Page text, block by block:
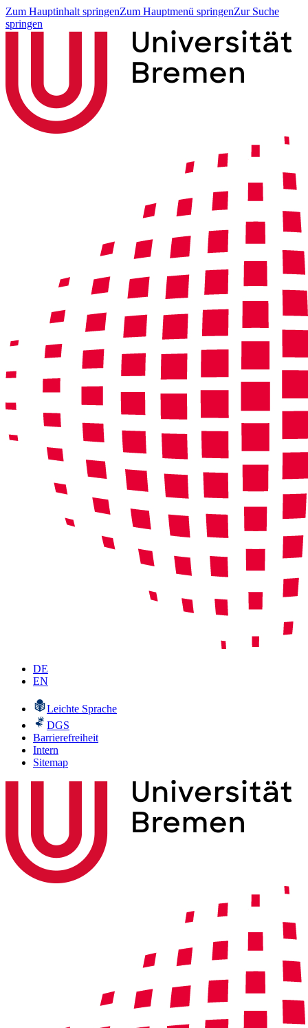
Zum Hauptinhalt springenZum Hauptmenü springenZur Suche
springen
DE
EN
Leichte Sprache
DGS
Barrierefreiheit
Intern
Sitemap